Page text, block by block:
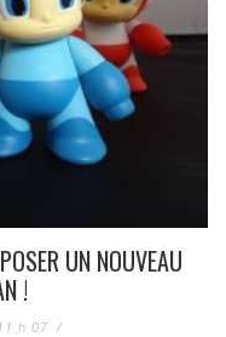
UN NOUVEAU
!
h 07 /